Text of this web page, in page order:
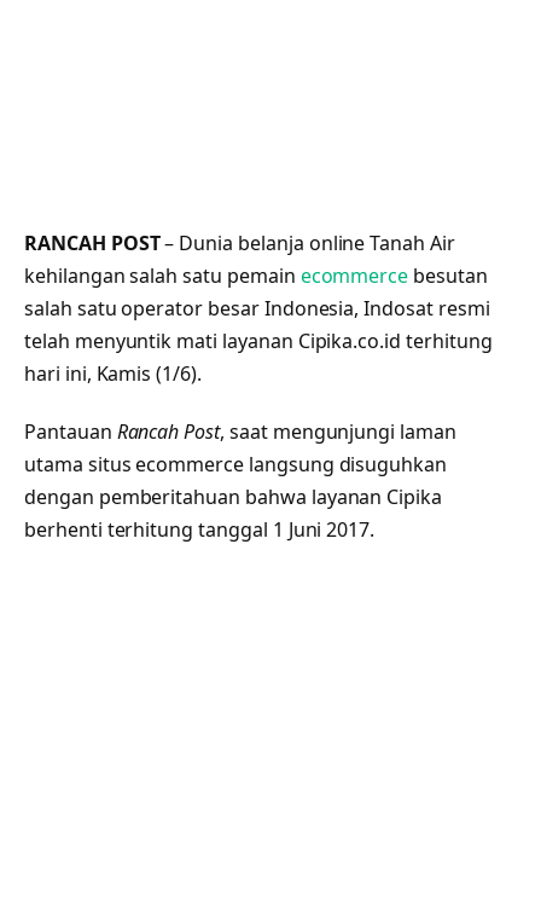
RANCAH POST– Dunia belanja online Tanah Air
kehilangan salah satu pemain ecommerce besutan
salah satu operator besar Indonesia, Indosat resmi
telah menyuntik mati layanan Cipika.co.id terhitung
hari ini, Kamis (1/6).
Pantauan Rancah Post, saat mengunjungi laman
utama situs ecommerce langsung disuguhkan
dengan pemberitahuan bahwa layanan Cipika
berhenti terhitung tanggal 1 Juni 2017.